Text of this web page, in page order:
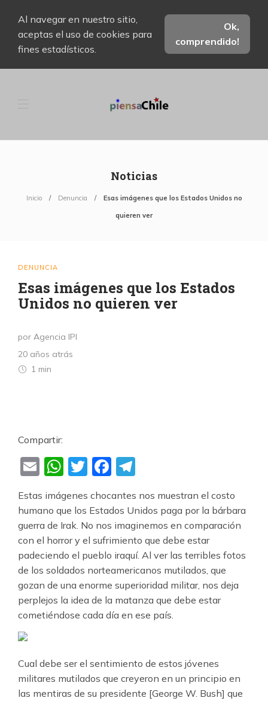
Al navegar en nuestro sitio,
aceptas el uso de cookies para
fines estadísticos.
Ok,
comprendido!
Noticias
Inicio Denuncia Esas imágenes que los Estados Unidos no
quieren ver
DENUNCIA
Esas imágenes que los Estados
Unidos no quieren ver
por Agencia IPI
20 años atrás
1 min
Compartir:
EmailWhatsApp
TwitterFacebook
Estas imágenes chocantes nos muestran el costo
humano que los Estados Unidos paga por la bárbara
guerra de Irak. No nos imaginemos en comparación
con el horror y el sufrimiento que debe estar
padeciendo el pueblo iraquí. Al ver las terribles fotos
de los soldados norteamericanos mutilados, que
gozan de una enorme superioridad militar, nos deja
perplejos la idea de la matanza que debe estar
cometiéndose cada día en ese país.
Cual debe ser el sentimiento de estos jóvenes
militares mutilados que creyeron en un principio en
las mentiras de su presidente [George W. Bush] que